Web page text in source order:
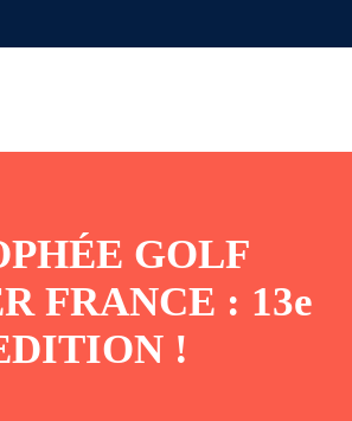
GOLF
FRANCE : 13e
!